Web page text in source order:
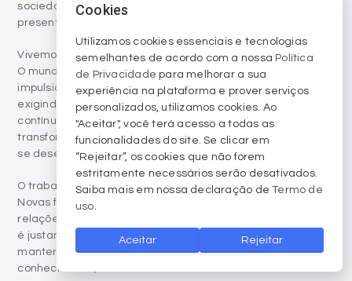
sociedade. Em cada esforço, em cada jornada, está
presente a força que move o presente e molda o futuro.
Vivemos tempos em que os desafios crescem a cada dia.
O mundo do trabalho se transforma rapidamente,
impulsionado pelo avanço constante da tecnologia,
exigindo de todos nós adaptação, coragem e aprendizado
contínuo. Neste cenário, somos todos agentes de
transformação, protagonistas de uma nova realidade que
se desenha diante de nossos olhos.
O trabalho já não é o mesmo, e talvez nunca mais será.
Novas ferramentas, novas formas de produzir e novas
relações profissionais nos convidam a repensar caminhos. E
é justamente nesse contexto que o desafio de nos
mantermos competitivos nos inspira a buscar
conhecimento, a nos atualizar e a evoluir.
Cookies
Utilizamos cookies essenciais e tecnologias
semelhantes de acordo com a nossa Política
de Privacidade para melhorar a sua
experiência na plataforma e prover serviços
personalizados, utilizamos cookies. Ao
"Aceitar", você terá acesso a todas as
funcionalidades do site. Se clicar em
“Rejeitar”, os cookies que não forem
estritamente necessários serão desativados.
Saiba mais em nossa declaração deTermo de
uso.
Aceitar Rejeitar